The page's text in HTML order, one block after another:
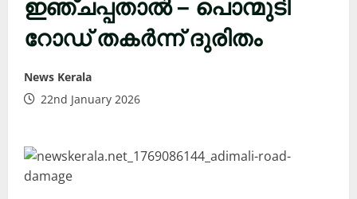
റോഡ് തകർന്ന് ദുരിതം
News Kerala
22nd January 2026